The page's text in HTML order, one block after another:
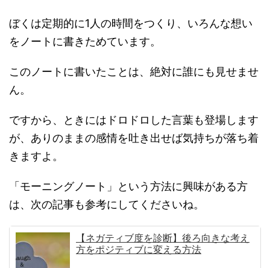
ぼくは定期的に1人の時間をつくり、いろんな想い
をノートに書きためています。
このノートに書いたことは、絶対に誰にも見せませ
ん。
ですから、ときにはドロドロした言葉も登場します
が、ありのままの感情を吐き出せば気持ちが落ち着
きますよ。
「モーニングノート」という方法に興味がある方
は、次の記事も参考にしてくださいね。
【ネガティブ度を診断】後ろ向きな考え
方をポジティブに変える方法